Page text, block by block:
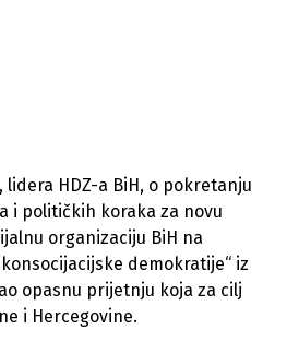
lidera HDZ-a BiH, o pokretanju
i političkih koraka za novu
organizaciju BiH na
demokratije“ iz
opasnu prijetnju koja za cilj
i Hercegovine.